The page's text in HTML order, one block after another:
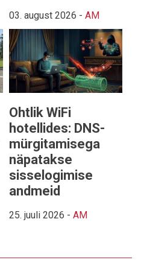
03. august 2026 - AM
Ohtlik WiFi
hotellides: DNS-
mürgitamisega
näpatakse
sisselogimise
andmeid
25. juuli 2026 - AM